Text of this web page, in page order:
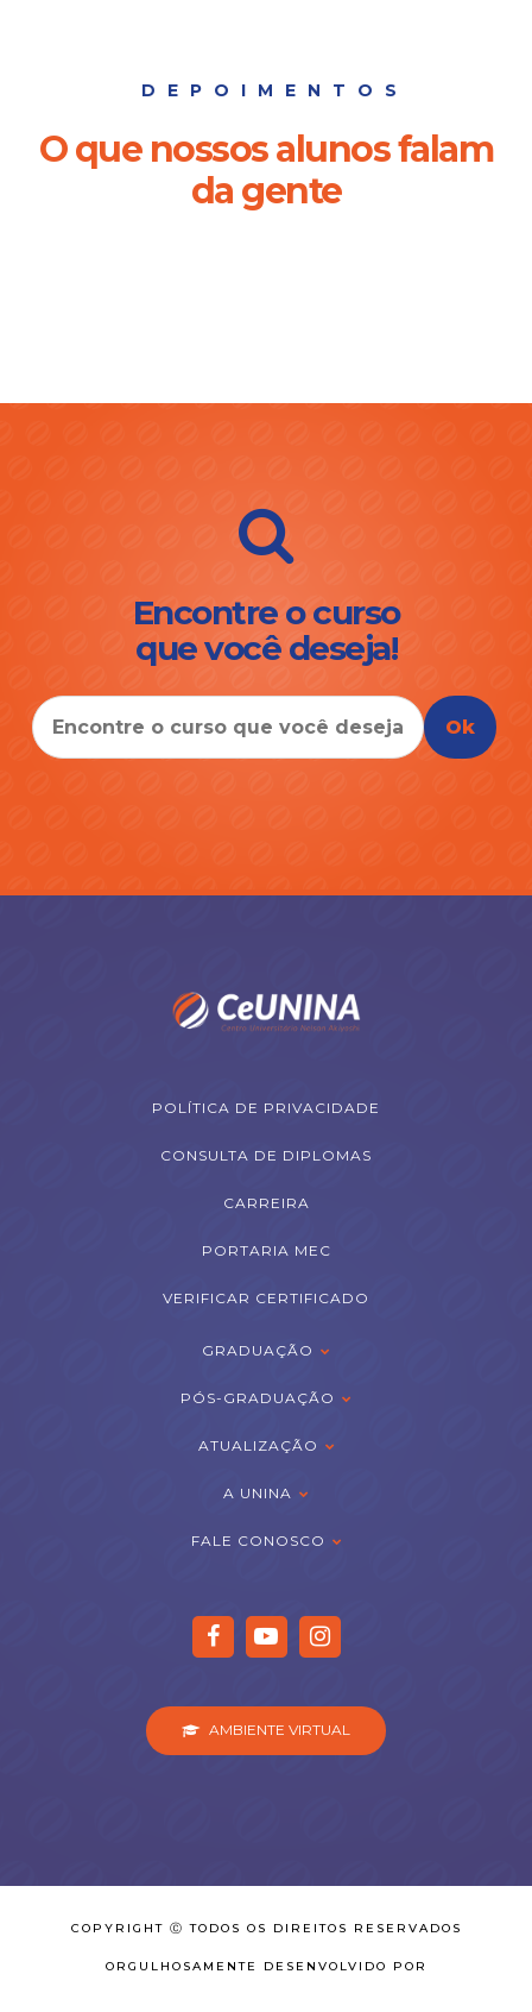
DEPOIMENTOS
O que nossos alunos falam
da gente
Encontre o curso
que você deseja!
Ok
POLÍTICA DE PRIVACIDADE
CONSULTA DE DIPLOMAS
CARREIRA
PORTARIA MEC
VERIFICAR CERTIFICADO
GRADUAÇÃO
PÓS-GRADUAÇÃO
ATUALIZAÇÃO
A UNINA
FALE CONOSCO
AMBIENTE VIRTUAL
COPYRIGHT Ⓒ TODOS OS DIREITOS RESERVADOS
ORGULHOSAMENTE DESENVOLVIDO POR